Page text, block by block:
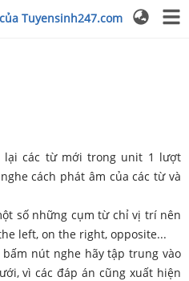
Tuyensinh247.com
lại các từ mới trong unit 1 lượt
cách phát âm của các từ và
số những cụm từ chỉ vị trí nên
left, on the right, opposite...
nút nghe hãy tập trung vào
vì các đáp án cũng xuất hiện